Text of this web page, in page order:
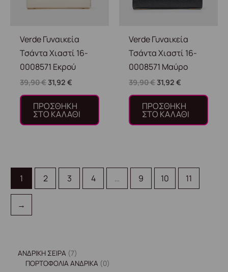
ΑΝΔΡΙΚΗ ΣΕΙΡΑ 7
ΠΟΡΤΟΦΟΛΙΑ ΑΝΔΡΙΚΑ 0
Verde Γυναικεία
Τσάντα Χιαστί 16-
0008571 Εκρού
39,90€ 31,92€
ΠΡΟΣΘΉΚΗ
ΣΤΟ ΚΑΛΆΘΙ
Verde Γυναικεία
Τσάντα Χιαστί 16-
0008571 Μαύρο
39,90€ 31,92€
ΠΡΟΣΘΉΚΗ
ΣΤΟ ΚΑΛΆΘΙ
1 2 3 4 … 9 10 11
→